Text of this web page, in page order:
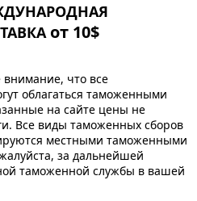
от 10$
что все
облагаться таможенными
на сайте цены не
Все виды таможенных сборов
местными таможенными
за дальнейшей
таможенной службы в вашей